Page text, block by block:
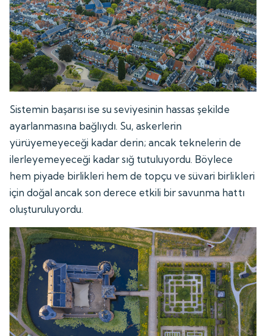
Sistemin başarısı ise su seviyesinin hassas şekilde
ayarlanmasına bağlıydı. Su, askerlerin
yürüyemeyeceği kadar derin; ancak teknelerin de
ilerleyemeyeceği kadar sığ tutuluyordu. Böylece
hem piyade birlikleri hem de topçu ve süvari birlikleri
için doğal ancak son derece etkili bir savunma hattı
oluşturuluyordu.